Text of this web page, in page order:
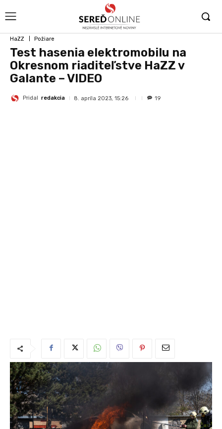
HaZZ Požiare
Test hasenia elektromobilu na
Okresnom riaditeľstve HaZZ v
Galante – VIDEO
Pridal redakcia 8. apríla 2023, 15:26 19